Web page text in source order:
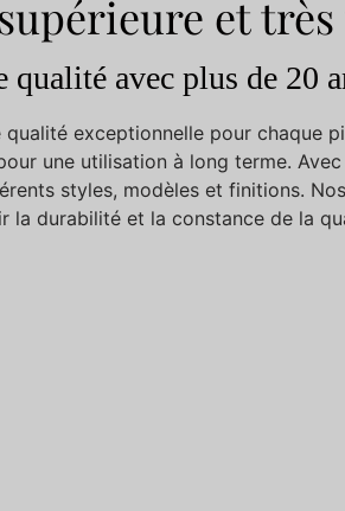
et très
avec plus de 20
exceptionnelle pour chaque
une utilisation à long terme.
styles, modèles et finitions.
la durabilité et la constance de la